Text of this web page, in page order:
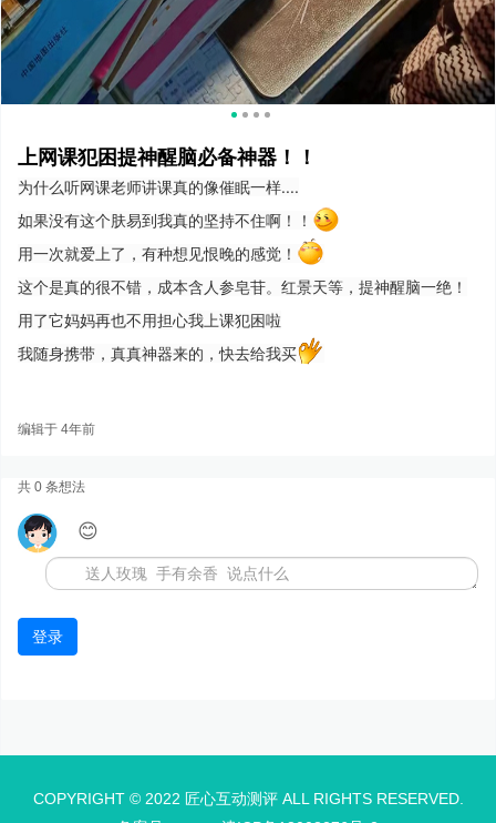
上网课犯困提神醒脑必备神器！！
为什么听网课老师讲课真的像催眠一样....
如果没有这个肤易到我真的坚持不住啊！！
用一次就爱上了，有种想见恨晚的感觉！
这个是真的很不错，成本含人参皂苷。红景天等，提神醒脑一绝！
用了它妈妈再也不用担心我上课犯困啦
我随身携带，真真神器来的，快去给我买
编辑于 4年前
共 0 条想法
😊
登录
COPYRIGHT © 2022 匠心互动测评 ALL RIGHTS RESERVED.